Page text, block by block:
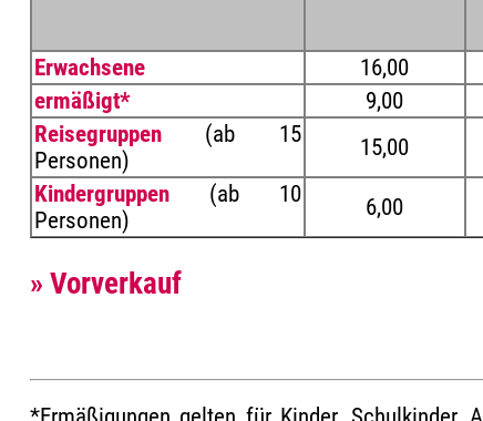
Erwachsene 16,00
ermäßigt*
9,00
Reisegruppen(ab 15
Personen)
15,00
Kindergruppen(ab 10
Personen)
6,00
» Vorverkauf